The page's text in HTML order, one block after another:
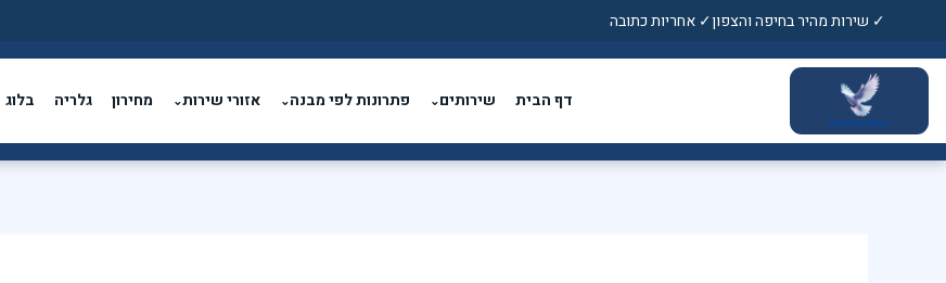
✓ שירות מהיר בחיפה והצפון✓ אחריות כתובה
דף הבית שירותים⌄ פתרונות לפי מבנה⌄ אזורי שירות⌄ מחירון גלריה בלוג